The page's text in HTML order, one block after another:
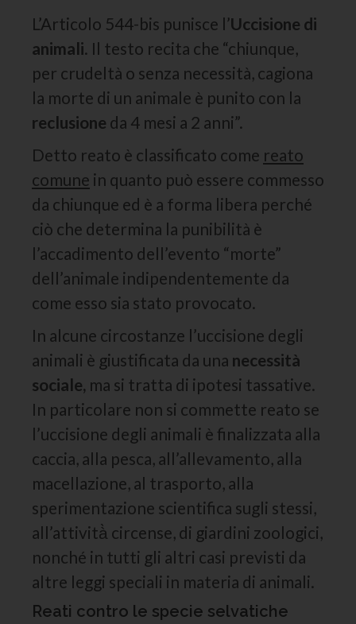
L’Articolo 544-bis punisce l’Uccisione di
animali. Il testo recita che “chiunque,
per crudeltà o senza necessità, cagiona
la morte di un animale è punito con la
reclusione da 4 mesi a 2 anni”.
Detto reato è classificato come reato
comune in quanto può essere commesso
da chiunque ed è a forma libera perché
ciò che determina la punibilità è
l’accadimento dell’evento “morte”
dell’animale indipendentemente da
come esso sia stato provocato.
In alcune circostanze l’uccisione degli
animali è giustificata da una necessità
sociale, ma si tratta di ipotesi tassative.
In particolare non si commette reato se
l’uccisione degli animali è finalizzata alla
caccia, alla pesca, all’allevamento, alla
macellazione, al trasporto, alla
sperimentazione scientifica sugli stessi,
all’attività̀ circense, di giardini zoologici,
nonché in tutti gli altri casi previsti da
altre leggi speciali in materia di animali.
Reati contro le specie selvatiche